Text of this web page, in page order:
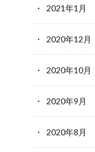
2021年1月
2020年12月
2020年10月
2020年9月
2020年8月